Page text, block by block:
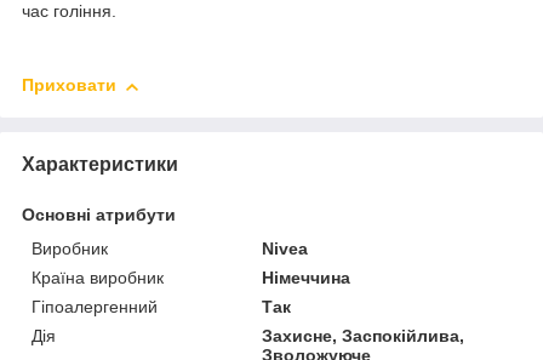
час гоління.
Приховати
Характеристики
Основні атрибути
Виробник
Nivea
Країна виробник
Німеччина
Гіпоалергенний
Так
Дія
Захисне, Заспокійлива,
Зволожуюче